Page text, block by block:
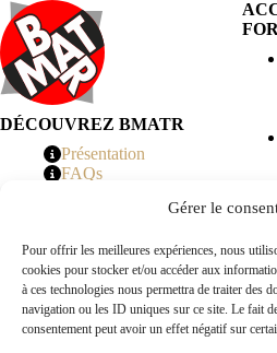
Gérer le
Pour offrir les meilleures expériences, nous
cookies pour stocker et/ou accéder aux
à ces technologies nous permettra de traiter des
navigation ou les ID uniques sur ce site. Le fait
consentement peut avoir un effet négatif sur
DÉCOUVREZ BMATR
Présentation
FAQs
© 2026 BMATR® — Tous droits